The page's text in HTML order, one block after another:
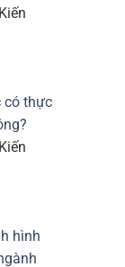
có thực
hình